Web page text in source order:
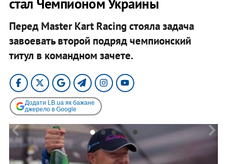
стал Чемпионом Украины
Перед Master Kart Racing стояла задача
завоевать второй подряд чемпионский
титул в командном зачете.
Додати LB.ua як бажане
джерело в Google